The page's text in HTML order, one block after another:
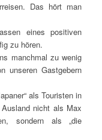
Das hört man
eines positiven
zu hören.
manchmal zu wenig
unseren Gastgebern
als Touristen in
nicht als Max
sondern als „die